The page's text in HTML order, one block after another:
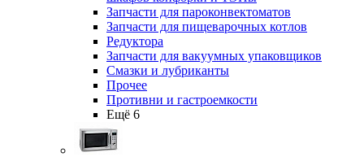
Запчасти для пароконвектоматов
Запчасти для пищеварочных котлов
Редуктора
Запчасти для вакуумных упаковщиков
Смазки и лубриканты
Прочее
Противни и гастроемкости
Ещё 6